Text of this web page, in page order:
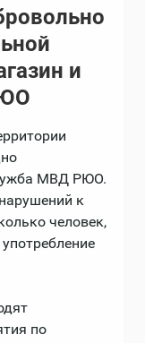
и
МВД РЮО.
к
человек,
по